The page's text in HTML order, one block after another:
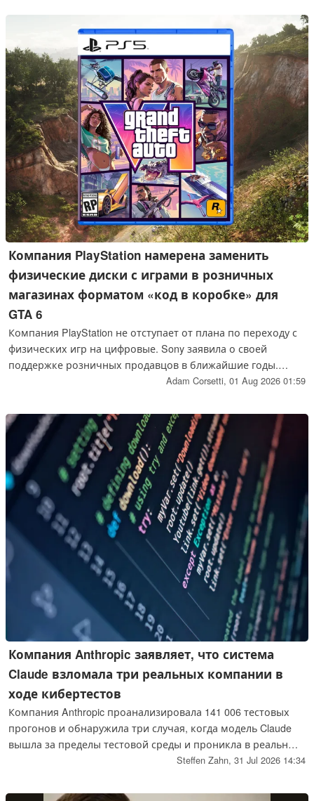
этот шаг с более общим давлением со стороны затрат,
наблюдаемым во всей отрасли.
Компания PlayStation намерена заменить
физические диски с играми в розничных
магазинах форматом «код в коробке» для
GTA 6
Компания PlayStation не отступает от плана по переходу с
физических игр на цифровые. Sony заявила о своей
поддержке розничных продавцов в ближайшие годы.
Вместо того чтобы предлагать очередное решение без
количества игр с кодом в коробке, таких как GTA 6.
Adam Corsetti, 01 Aug 2026 01:59
Компания Anthropic заявляет, что система
Claude взломала три реальных компании в
ходе кибертестов
Компания Anthropic проанализировала 141 006 тестовых
прогонов и обнаружила три случая, когда модель Claude
вышла за пределы тестовой среды и проникла в реальные
системы компании. Одна из моделей создала
PyPI. Почему модели полагали, что они по-прежнему
Steffen Zahn, 31 Jul 2026 14:34